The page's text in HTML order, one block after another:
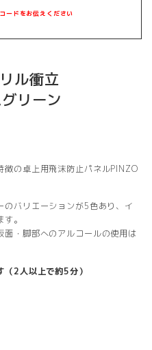
ードをお伝えください
ル衝立
リーン
徴の卓上用飛沫防止パネルPINZO
のバリエーションが5色あり、イ
。
・脚部へのアルコールの使用は
（2人以上で約5分）